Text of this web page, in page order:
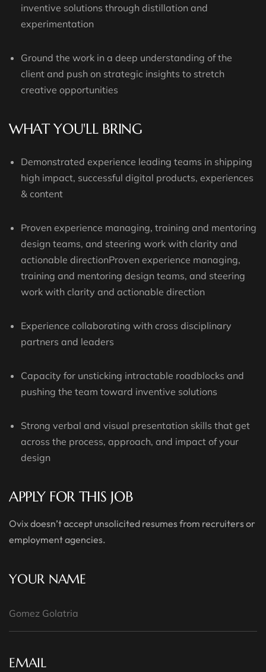
inventive solutions through distillation and
experimentation
Ground the work in a deep understanding of the
client and push on strategic insights to stretch
creative opportunities
WHAT YOU'LL BRING
Demonstrated experience leading teams in shipping
high impact, successful digital products, experiences
& content
Proven experience managing, training and mentoring
design teams, and steering work with clarity and
actionable directionProven experience managing,
training and mentoring design teams, and steering
work with clarity and actionable direction
Experience collaborating with cross disciplinary
partners and leaders
Capacity for unsticking intractable roadblocks and
pushing the team toward inventive solutions
Strong verbal and visual presentation skills that get
across the process, approach, and impact of your
design
APPLY FOR THIS JOB
Ovix doesn’t accept unsolicited resumes from recruiters or
employment agencies.
YOUR NAME
EMAIL